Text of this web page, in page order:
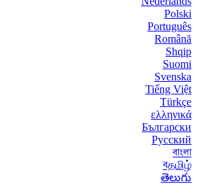
Polski
Português
Română
Shqip
Suomi
Svenska
Tiếng Việt
Türkçe
ελληνικά
Български
Русский
বাংলা
বதமிழ்
తెలుగు